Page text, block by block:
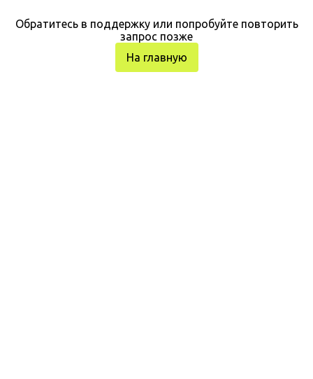
Обратитесь в поддержку или попробуйте повторить
запрос позже
На главную